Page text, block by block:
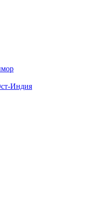
Индия